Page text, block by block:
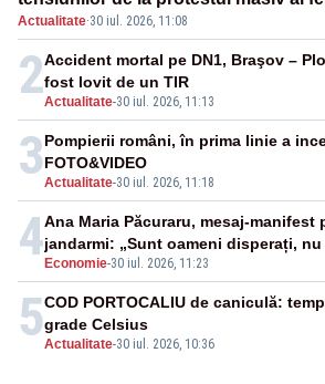
Actualitate·30 iul. 2026, 11:08
2Actualitate-30 iul. 2026, 11:13
Accident mortal pe DN1, Braşov –
fost lovit de un TIR
3Actualitate-30 iul. 2026, 11:18
Pompierii români, în prima linie a
FOTO&VIDEO
4 Economie-30 iul. 2026, 11:23
Ana Maria Păcuraru, mesaj-manifest
jandarmi: „Sunt oameni disperați,
5Actualitate-30 iul. 2026, 10:36
COD PORTOCALIU de caniculă:
grade Celsius